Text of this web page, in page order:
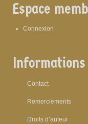
Espace
Connexion
Informations
Contact
Remerciements
Droits d’auteur